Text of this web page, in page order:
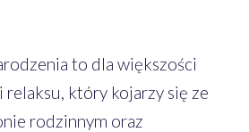
to dla większości
relaksu, który kojarzy się ze
rodzinnym oraz